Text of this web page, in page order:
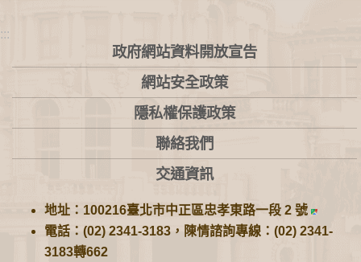
:::
政府網站資料開放宣告
網站安全政策
隱私權保護政策
聯絡我們
交通資訊
地址：100216臺北市中正區忠孝東路一段 2 號
電話：(02) 2341-3183，陳情諮詢專線：(02) 2341-
3183轉662